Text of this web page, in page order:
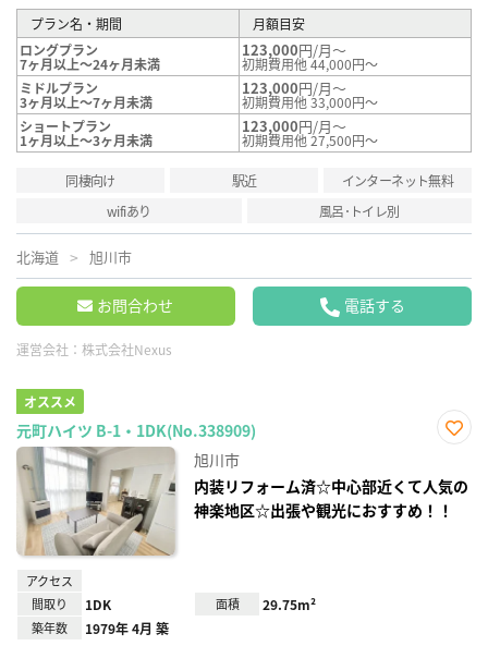
プラン名・期間
月額目安
ロングプラン
7ヶ月以上～24ヶ月未満
123,000円/月～
初期費用他 44,000円～
ミドルプラン
3ヶ月以上～7ヶ月未満
123,000円/月～
初期費用他 33,000円～
ショートプラン
1ヶ月以上～3ヶ月未満
123,000円/月～
初期費用他 27,500円～
同棲向け 駅近
インターネット無料
wifiあり
風呂･トイレ別
北海道 旭川市
お問合わせ 電話する
運営会社： 株式会社Nexus
オススメ
元町ハイツ B-1・1DK(No.338909)
り登
録
旭川市
内装リフォーム済☆中心部近くて人気の
神楽地区☆出張や観光におすすめ！！
アクセス
間取り
1DK 面積 29.75m²
築年数 1979年 4月 築